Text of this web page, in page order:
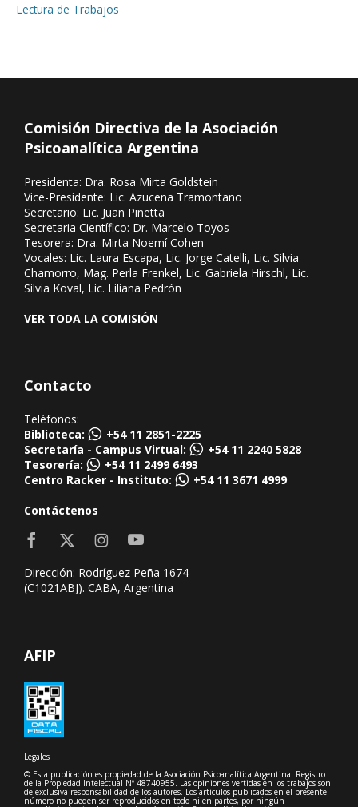
Lectura de Trabajos
Comisión Directiva de la Asociación
Psicoanalítica Argentina
Presidenta: Dra. Rosa Mirta Goldstein
Vice-Presidente: Lic. Azucena Tramontano
Secretario: Lic. Juan Pinetta
Secretaria Científico: Dr. Marcelo Toyos
Tesorera: Dra. Mirta Noemí Cohen
Vocales: Lic. Laura Escapa, Lic. Jorge Catelli, Lic. Silvia
Chamorro, Mag. Perla Frenkel, Lic. Gabriela Hirschl, Lic.
Silvia Koval, Lic. Liliana Pedrón
VER TODA LA COMISIÓN
Contacto
Teléfonos:
Biblioteca:
+54 11 2851-2225
Secretaría - Campus Virtual:
+54 11 2240 5828
Tesorería:
+54 11 2499 6493
Centro Racker - Instituto:
+54 11 3671 4999
Contáctenos
Dirección: Rodríguez Peña 1674
(C1021ABJ). CABA, Argentina
AFIP
Legales
© Esta publicación es propiedad de la Asociación Psicoanalítica Argentina. Registro
de la Propiedad Intelectual Nº 48740955. Las opiniones vertidas en los trabajos son
de exclusiva responsabilidad de los autores. Los artículos publicados en el presente
número no pueden ser reproducidos en todo ni en partes, por ningún